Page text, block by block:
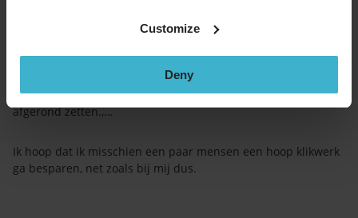
Customize
Deny
En met bovenstaande kan je vervolgens alle activiteiten op
afgerond zetten.,…
Ik hoop dat ik misschien een paar mensen een hoop klikwerk
ga besparen, net zoals bij mij dus.